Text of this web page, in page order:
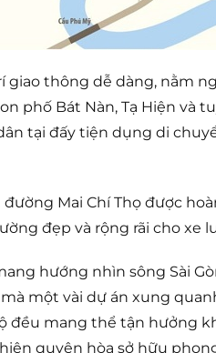
giao thông dễ dàng, nằm
phố Bát Nàn, Tạ Hiện và
tại đấy tiện dụng di
Mai Chí Thọ được
đẹp và rộng rãi cho xe
hướng nhìn sông Sài
một vài dự án xung
đều mang thể tận hưởng
quyện hòa sở hữu